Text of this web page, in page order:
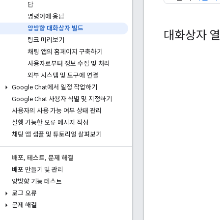
답
명령어에 응답
양방향 대화상자 빌드
링크 미리보기
채팅 앱의 홈페이지 구축하기
사용자로부터 정보 수집 및 처리
외부 시스템 및 도구에 연결
Google Chat에서 일정 작업하기
Google Chat 사용자 식별 및 지정하기
사용자의 사용 가능 여부 상태 관리
실행 가능한 오류 메시지 작성
채팅 앱 샘플 및 튜토리얼 살펴보기
배포, 테스트, 문제 해결
배포 만들기 및 관리
양방향 기능 테스트
로그 오류
문제 해결
대화상자